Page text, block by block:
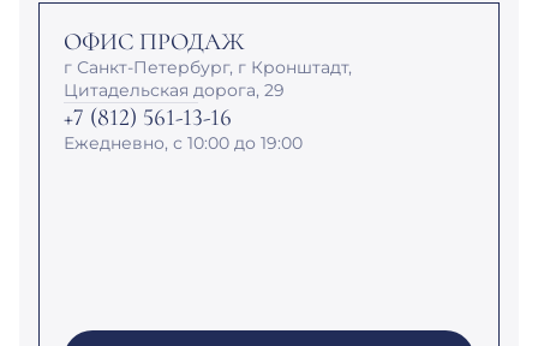
ОФИС ПРОДАЖ
г Санкт-Петербург, г Кронштадт,
Цитадельская дорога, 29
+7 (812) 561-13-16
Ежедневно, с 10:00 до 19:00